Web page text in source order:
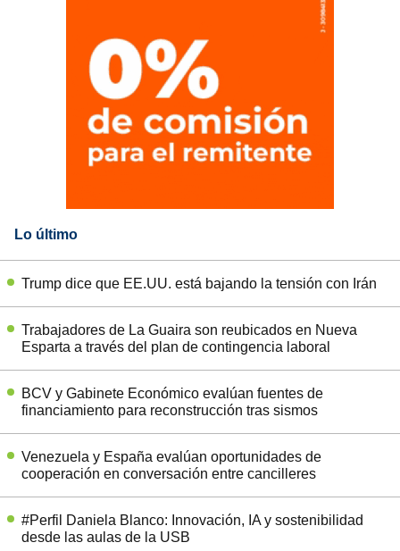
Lo último
Trump dice que EE.UU. está bajando la tensión con Irán
Trabajadores de La Guaira son reubicados en Nueva
Esparta a través del plan de contingencia laboral
BCV y Gabinete Económico evalúan fuentes de
financiamiento para reconstrucción tras sismos
Venezuela y España evalúan oportunidades de
cooperación en conversación entre cancilleres
#Perfil Daniela Blanco: Innovación, IA y sostenibilidad
desde las aulas de la USB